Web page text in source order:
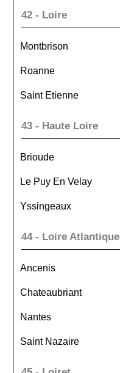
42 - Loire
Montbrison
Roanne
Saint Etienne
43 - Haute Loire
Brioude
Le Puy En Velay
Yssingeaux
44 - Loire Atlantique
Ancenis
Chateaubriant
Nantes
Saint Nazaire